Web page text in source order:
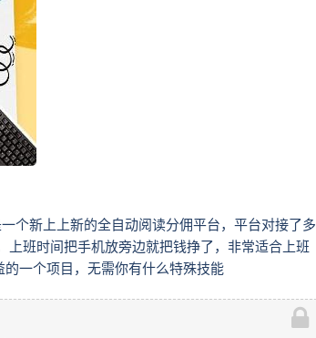
个新上上新的全自动阅读分佣平台，平台对接了多
班时间把手机放旁边就把钱挣了，非常适合上班
一个项目，无需你有什么特殊技能